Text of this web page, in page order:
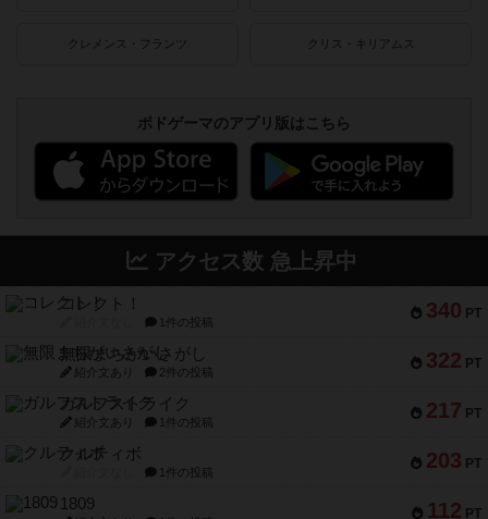
クレメンス・フランツ クリス・キリアムス
ボドゲーマのアプリ版はこちら
アクセス数 急上昇中
340 PT
コレクト！
1件の投稿
322 PT
無限まちがいさがし
紹介文あり 2件の投稿
217 PT
ガルフストライク
紹介文あり 1件の投稿
203 PT
クルティボ
1件の投稿
112 PT
1809